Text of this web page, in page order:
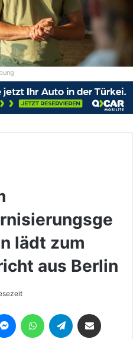
lädt zum
aus Berlin
MessengerWhatsAppTelegram